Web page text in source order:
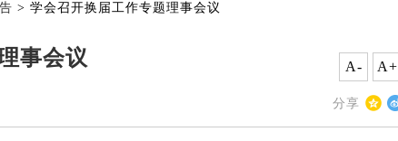
> 学会召开换届工作专题理事会议
事会议 A- A+
分享